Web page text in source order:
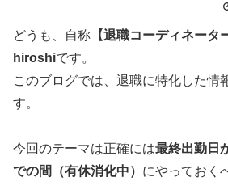
どうも、自称 【退職コーディネータ
hiroshiです。
このブログでは、退職に特化した情
す。
今回のテーマは正確には最終出勤日
での間（有休消化中） にやっておく